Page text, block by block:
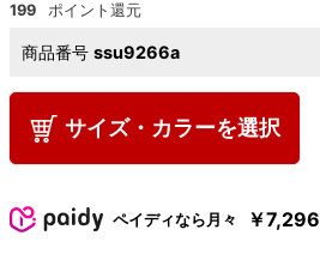
199
商品番号 ssu9266a
サイズ・カラーを選択
ペイディなら月々 ￥7,296